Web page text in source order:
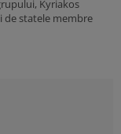
Kyriakos
de statele membre